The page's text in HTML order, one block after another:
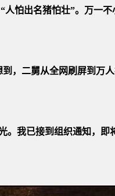
怕出名猪怕壮”。万一
，二舅从全网刷屏到万
。我已接到组织通知，即